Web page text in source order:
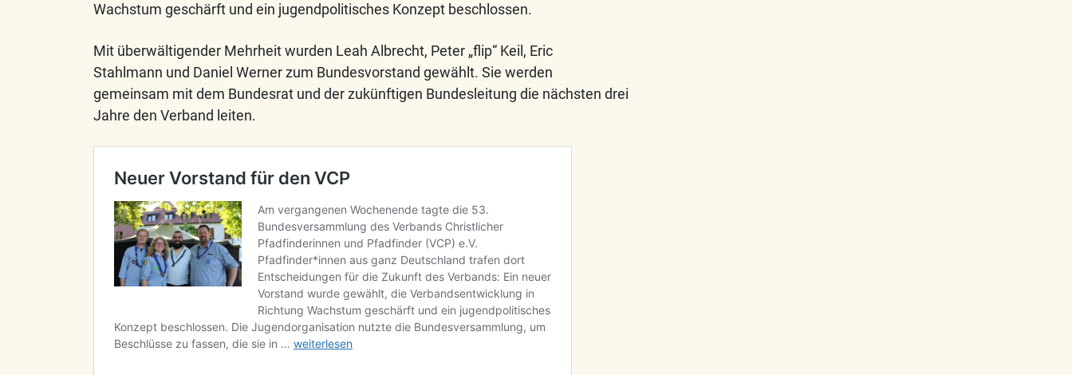
Wachstum geschärft und ein jugendpolitisches Konzept beschlossen.
Mit überwältigender Mehrheit wurden Leah Albrecht, Peter „flip“ Keil, Eric
Stahlmann und Daniel Werner zum Bundesvorstand gewählt. Sie werden
gemeinsam mit dem Bundesrat und der zukünftigen Bundesleitung die nächsten drei
Jahre den Verband leiten.